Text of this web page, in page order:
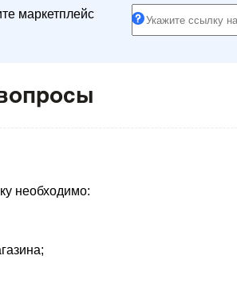
маркетплейс
необходимо: